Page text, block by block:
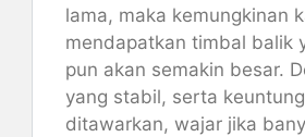
lama, maka kemungkinan
mendapatkan timbal balik
pun akan semakin besar.
yang stabil, serta
ditawarkan, wajar jika